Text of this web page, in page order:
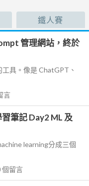
鐵人賽
管理網站，終於
具。像是 ChatGPT、
言
筆記 Day2 ML 及
learning分成三個
個留言